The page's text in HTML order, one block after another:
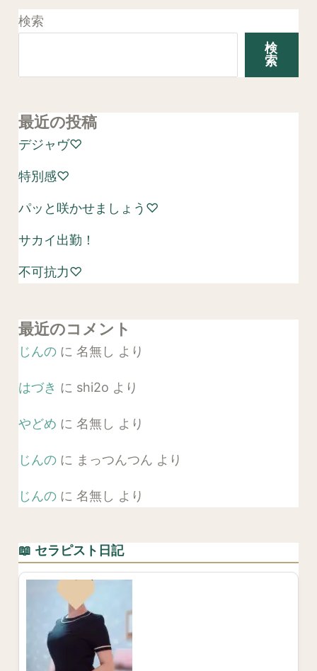
検索
検
索
最近の投稿
デジャヴ♡
特別感♡
パッと咲かせましょう♡
サカイ出勤！
不可抗力♡
最近のコメント
じんのに 名無し より
はづき に shi2o より
やどめ に 名無し より
じんのに まっつんつん より
じんのに 名無し より
📖 セラピスト日記